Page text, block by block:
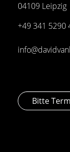
04109 Leipzig
+49 341 5290
Bitte